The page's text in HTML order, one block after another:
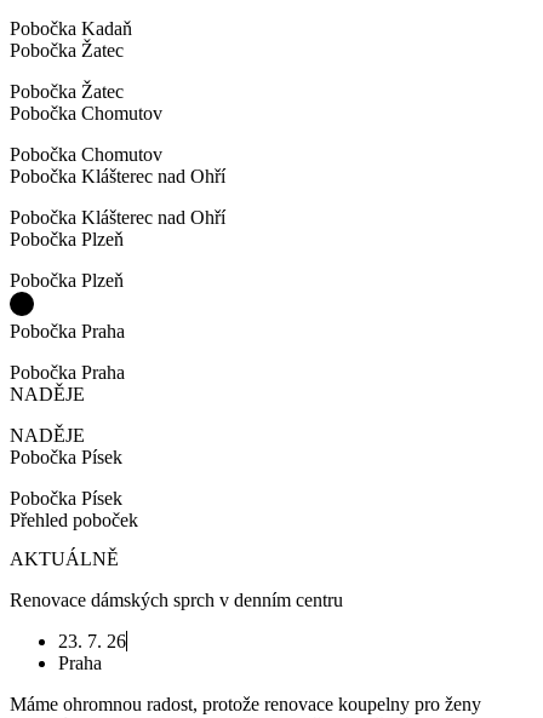
Pobočka Kadaň
Pobočka Žatec
Pobočka Žatec
Pobočka Chomutov
Pobočka Chomutov
Pobočka Klášterec nad Ohří
Pobočka Klášterec nad Ohří
Pobočka Plzeň
Pobočka Plzeň
Pobočka Praha
Pobočka Praha
NADĚJE
NADĚJE
Pobočka Písek
Pobočka Písek
Přehled poboček
AKTUÁLNĚ
Renovace dámských sprch v denním centru
23. 7. 26
Praha
Máme ohromnou radost, protože renovace koupelny pro ženy